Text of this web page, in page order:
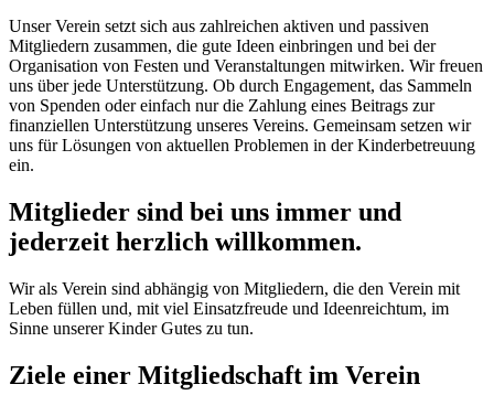
Unser Verein setzt sich aus zahlreichen aktiven und passiven
Mitgliedern zusammen, die gute Ideen einbringen und bei der
Organisation von Festen und Veranstaltungen mitwirken. Wir freuen
uns über jede Unterstützung. Ob durch Engagement, das Sammeln
von Spenden oder einfach nur die Zahlung eines Beitrags zur
finanziellen Unterstützung unseres Vereins. Gemeinsam setzen wir
uns für Lösungen von aktuellen Problemen in der Kinderbetreuung
ein.
Mitglieder sind bei uns immer und
jederzeit herzlich willkommen.
Wir als Verein sind abhängig von Mitgliedern, die den Verein mit
Leben füllen und, mit viel Einsatzfreude und Ideen­reichtum, im
Sinne unserer Kinder Gutes zu tun.
Ziele einer Mitgliedschaft im Verein